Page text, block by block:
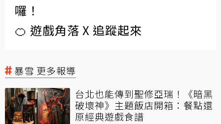
囉！
🍊 遊戲角落 X 追蹤起來
暴雪 更多報導
台北也能傳到聖修亞瑞！《暗黑
破壞神》主題飯店開箱：餐點還
原經典遊戲食譜